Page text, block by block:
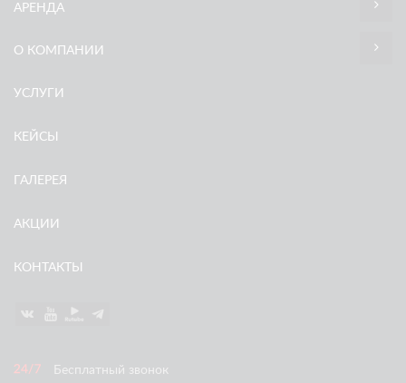
АРЕНДА
О КОМПАНИИ
УСЛУГИ
КЕЙСЫ
ГАЛЕРЕЯ
АКЦИИ
КОНТАКТЫ
Бесплатный звонок